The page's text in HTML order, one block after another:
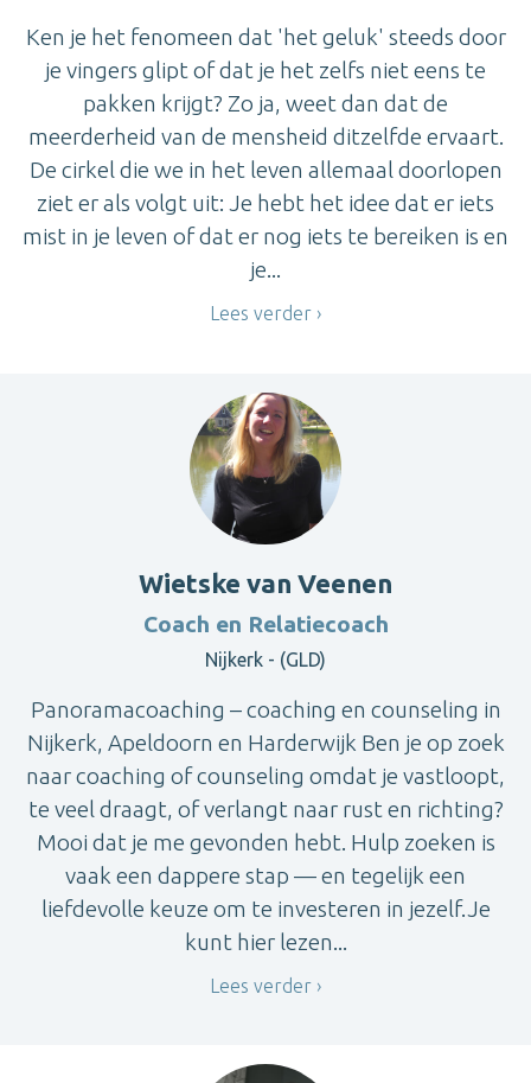
Ken je het fenomeen dat 'het geluk' steeds door
je vingers glipt of dat je het zelfs niet eens te
pakken krijgt? Zo ja, weet dan dat de
meerderheid van de mensheid ditzelfde ervaart.
De cirkel die we in het leven allemaal doorlopen
ziet er als volgt uit: Je hebt het idee dat er iets
mist in je leven of dat er nog iets te bereiken is en
je...
Lees verder
Wietske van Veenen
Coach en Relatiecoach
Nijkerk - (GLD)
Panoramacoaching – coaching en counseling in
Nijkerk, Apeldoorn en Harderwijk Ben je op zoek
naar coaching of counseling omdat je vastloopt,
te veel draagt, of verlangt naar rust en richting?
Mooi dat je me gevonden hebt. Hulp zoeken is
vaak een dappere stap — en tegelijk een
liefdevolle keuze om te investeren in jezelf.Je
kunt hier lezen...
Lees verder